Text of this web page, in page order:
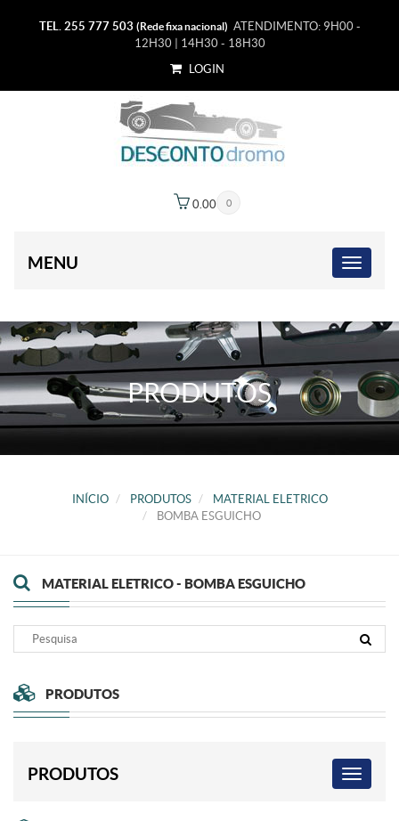
TEL. 255 777 503 (Rede fixa nacional) ATENDIMENTO: 9H00 -
12H30 | 14H30 - 18H30
LOGIN
0
0.00
MENU
PRODUTOS
INÍCIO PRODUTOS
MATERIAL ELETRICO
BOMBA ESGUICHO
MATERIAL ELETRICO - BOMBA ESGUICHO
PRODUTOS
PRODUTOS